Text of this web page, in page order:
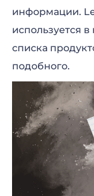
информации.
используется
списка
подобного.